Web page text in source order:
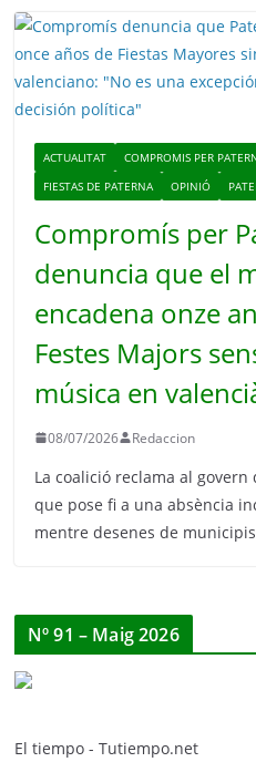
ACTUALITAT
COMPROMIS PER
FIESTAS DE PATERNA
OPINIÓ
Compromís per
denuncia que el
encadena onze
Festes Majors
música en
08/07/2026 Redaccion
La coalició reclama al govern
que pose fi a una absència
mentre desenes de
Nº 91 – Maig 2026
El tiempo - Tutiempo.net